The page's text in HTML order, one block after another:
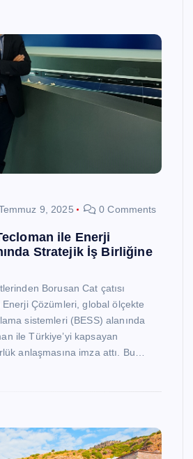
9, 2025 0 Comments
ile Enerji
Stratejik İş Birliğine
Borusan Cat çatısı
Enerji Çözümleri, global ölçekte
sistemleri (BESS) alanında
ile Türkiye’yi kapsayan
anlaşmasına imza attı. Bu…